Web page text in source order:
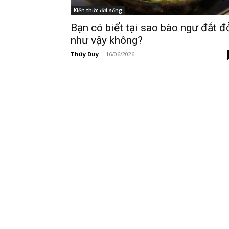
Kiến thức đời sống
Bạn có biết tại sao bào ngư đắt
như vậy không?
Thúy Duy - 16/06/2026